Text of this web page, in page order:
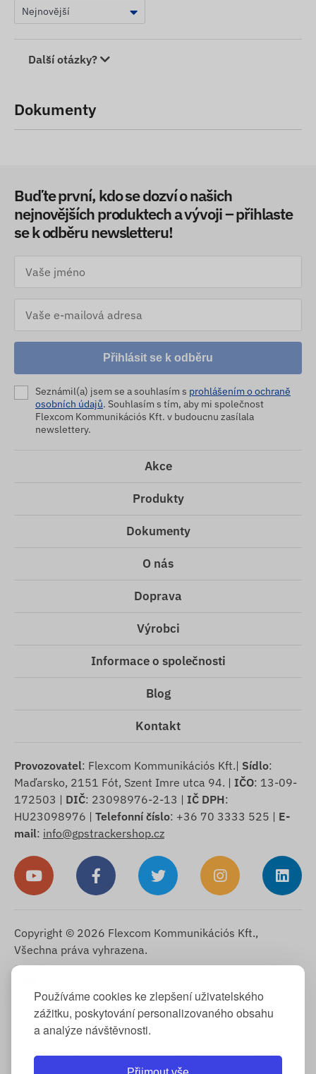
Používáme cookies ke zlepšení uživatelského
zážitku, poskytování personalizovaného obsahu
a analýze návštěvnosti.
Další otázky?
Dokumenty
Buďte první, kdo se dozví o našich
nejnovějších produktech a vývoji – přihlaste
se k odběru newsletteru!
Přihlásit se k odběru
Seznámil(a) jsem se a souhlasím s prohlášením o ochraně
osobních údajů. Souhlasím s tím, aby mi společnost
Flexcom Kommunikációs Kft. v budoucnu zasílala
newslettery.
Akce
Produkty
Dokumenty
O nás
Doprava
Výrobci
Informace o společnosti
Blog
Kontakt
Provozovatel: Flexcom Kommunikációs Kft.| Sídlo:
Maďarsko, 2151 Fót, Szent Imre utca 94. | IČO: 13-09-
172503 | DIČ: 23098976-2-13 | IČ DPH:
HU23098976 | Telefonní číslo: +36 70 3333 525 | E-
mail: info@gpstrackershop.cz
Copyright © 2026 Flexcom Kommunikációs Kft.,
Všechna práva vyhrazena.
Informace o cookies-Zásady vrácení zboží-Impressum
Záruka a odpovědnost za vady-Právo na odstoupení od smlouvy
Informace o doručení-Všeobecné obchodní podmínky
Odstoupení od nákupu